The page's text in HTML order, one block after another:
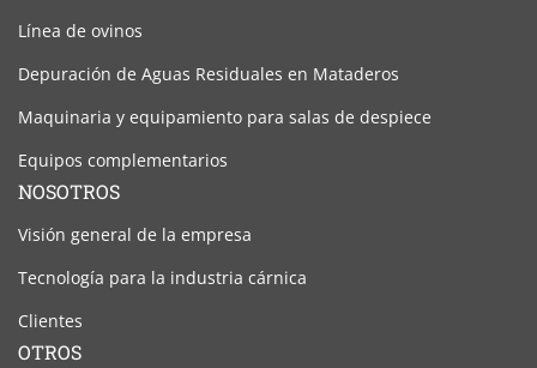
Línea de ovinos
Depuración de Aguas Residuales en Mataderos
Maquinaria y equipamiento para salas de despiece
Equipos complementarios
NOSOTROS
Visión general de la empresa
Tecnología para la industria cárnica
Clientes
OTROS